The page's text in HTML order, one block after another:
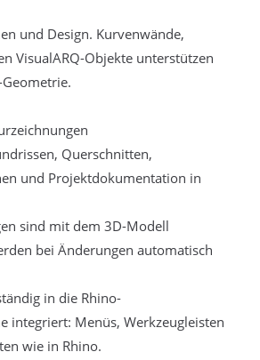
und Design. Kurvenwände,
VisualARQ-Objekte unterstützen
Geometrie.
Querschnitten,
und Projektdokumentation in
sind mit dem 3D-Modell
bei Änderungen automatisch
in die Rhino-
integriert: Menüs, Werkzeugleisten
wie in Rhino.